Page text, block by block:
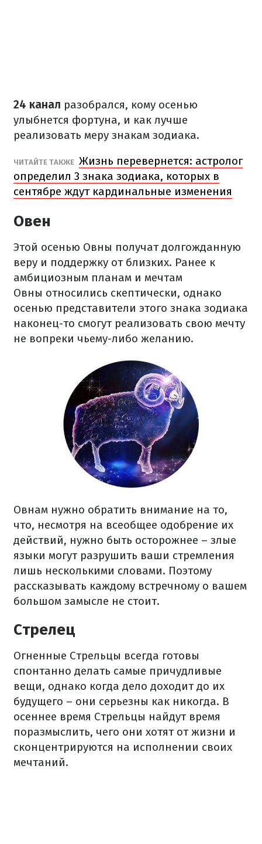
24 канал разобрался, кому осенью
улыбнется фортуна, и как лучше
реализовать меру знакам зодиака.
ЧИТАЙТЕ ТАКЖЕ Жизнь перевернется: астролог
определил 3 знака зодиака, которых в
сентябре ждут кардинальные изменения
Овен
Этой осенью Овны получат долгожданную
веру и поддержку от близких. Ранее к
амбициозным планам и мечтам
Овны относились скептически, однако
осенью представители этого знака зодиака
наконец-то смогут реализовать свою мечту
не вопреки чьему-либо желанию.
Овнам нужно обратить внимание на то,
что, несмотря на всеобщее одобрение их
действий, нужно быть осторожнее – злые
языки могут разрушить ваши стремления
лишь несколькими словами. Поэтому
рассказывать каждому встречному о вашем
большом замысле не стоит.
Стрелец
Огненные Стрельцы всегда готовы
спонтанно делать самые причудливые
вещи, однако когда дело доходит до их
будущего – они серьезны как никогда. В
осеннее время Стрельцы найдут время
поразмыслить, чего они хотят от жизни и
сконцентрируются на исполнении своих
мечтаний.